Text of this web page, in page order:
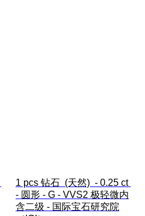
1 pcs 钻石  (天然)  - 0.25 ct
- 圆形 - G - VVS2 极轻微内
含二级 - 国际宝石研究院